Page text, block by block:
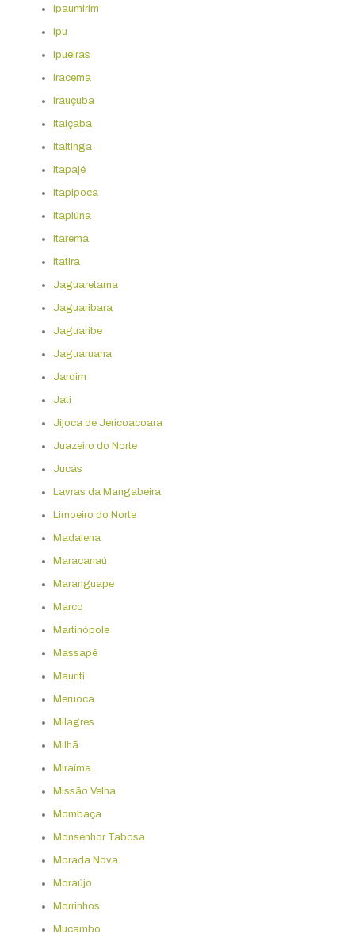
Ipaumirim
Ipu
Ipueiras
Iracema
Irauçuba
Itaiçaba
Itaitinga
Itapajé
Itapipoca
Itapiúna
Itarema
Itatira
Jaguaretama
Jaguaribara
Jaguaribe
Jaguaruana
Jardim
Jati
Jijoca de Jericoacoara
Juazeiro do Norte
Jucás
Lavras da Mangabeira
Limoeiro do Norte
Madalena
Maracanaú
Maranguape
Marco
Martinópole
Massapê
Mauriti
Meruoca
Milagres
Milhã
Miraíma
Missão Velha
Mombaça
Monsenhor Tabosa
Morada Nova
Moraújo
Morrinhos
Mucambo